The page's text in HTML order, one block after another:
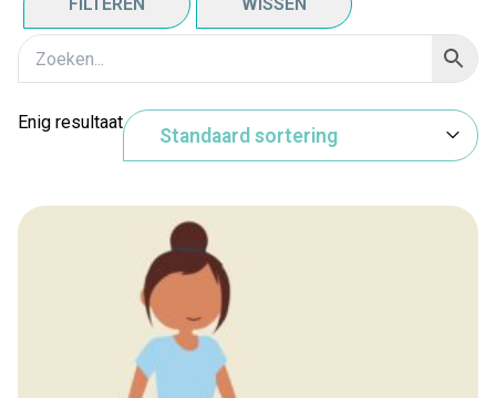
Enig resultaat